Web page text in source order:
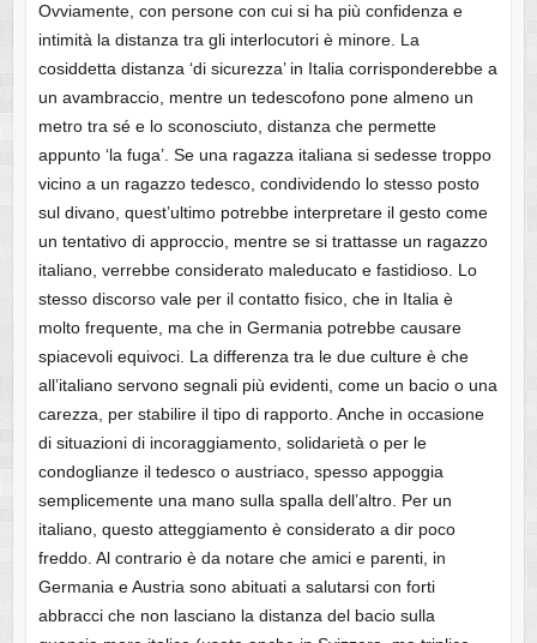
Ovviamente, con persone con cui si ha più confidenza e
intimità la distanza tra gli interlocutori è minore. La
cosiddetta distanza ‘di sicurezza’ in Italia corrisponderebbe a
un avambraccio, mentre un tedescofono pone almeno un
metro tra sé e lo sconosciuto, distanza che permette
appunto ‘la fuga’. Se una ragazza italiana si sedesse troppo
vicino a un ragazzo tedesco, condividendo lo stesso posto
sul divano, quest’ultimo potrebbe interpretare il gesto come
un tentativo di approccio, mentre se si trattasse un ragazzo
italiano, verrebbe considerato maleducato e fastidioso. Lo
stesso discorso vale per il contatto fisico, che in Italia è
molto frequente, ma che in Germania potrebbe causare
spiacevoli equivoci. La differenza tra le due culture è che
all’italiano servono segnali più evidenti, come un bacio o una
carezza, per stabilire il tipo di rapporto. Anche in occasione
di situazioni di incoraggiamento, solidarietà o per le
condoglianze il tedesco o austriaco, spesso appoggia
semplicemente una mano sulla spalla dell’altro. Per un
italiano, questo atteggiamento è considerato a dir poco
freddo. Al contrario è da notare che amici e parenti, in
Germania e Austria sono abituati a salutarsi con forti
abbracci che non lasciano la distanza del bacio sulla